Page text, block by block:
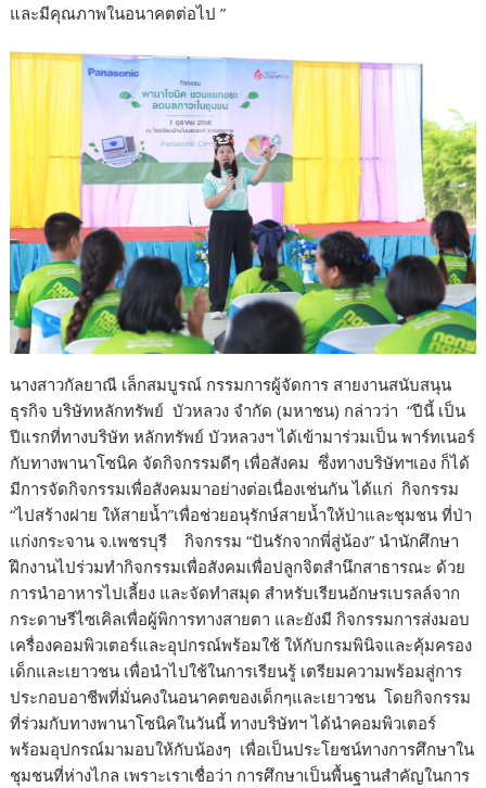
และมีคุณภาพในอนาคตต่อไป ”
นางสาวกัลยาณี เล็กสมบูรณ์ กรรมการผู้จัดการ สายงานสนับสนุน
ธุรกิจ บริษัทหลักทรัพย์ บัวหลวง จำกัด (มหาชน) กล่าวว่า “ปีนี้ เป็น
ปีแรกที่ทางบริษัท หลักทรัพย์ บัวหลวงฯ ได้เข้ามาร่วมเป็น พาร์ทเนอร์
กับทางพานาโซนิค จัดกิจกรรมดีๆ เพื่อสังคม ซึ่งทางบริษัทฯเอง ก็ได้
มีการจัดกิจกรรมเพื่อสังคมมาอย่างต่อเนื่องเช่นกัน ได้แก่ กิจกรรม
“ไปสร้างฝาย ให้สายน้ำ”เพื่อช่วยอนุรักษ์สายน้ำให้ป่าและชุมชน ที่ป่า
แก่งกระจาน จ.เพชรบุรี กิจกรรม “ปันรักจากพี่สู่น้อง” นำนักศึกษา
ฝึกงานไปร่วมทำกิจกรรมเพื่อสังคมเพื่อปลูกจิตสำนึกสาธารณะ ด้วย
การนำอาหารไปเลี้ยง และจัดทำสมุด สำหรับเรียนอักษรเบรลล์จาก
กระดาษรีไซเคิลเพื่อผู้พิการทางสายตา และยังมี กิจกรรมการส่งมอบ
เครื่องคอมพิวเตอร์และอุปกรณ์พร้อมใช้ ให้กับกรมพินิจและคุ้มครอง
เด็กและเยาวชน เพื่อนำไปใช้ในการเรียนรู้ เตรียมความพร้อมสู่การ
ประกอบอาชีพที่มั่นคงในอนาคตของเด็กๆและเยาวชน โดยกิจกรรม
ที่ร่วมกับทางพานาโซนิคในวันนี้ ทางบริษัทฯ ได้นำคอมพิวเตอร์
พร้อมอุปกรณ์มามอบให้กับน้องๆ เพื่อเป็นประโยชน์ทางการศึกษาใน
ชุมชนที่ห่างไกล เพราะเราเชื่อว่า การศึกษาเป็นพื้นฐานสำคัญในการ